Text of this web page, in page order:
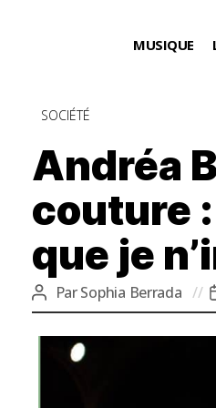
MUSIQUE
Catégories
SOCIÉTÉ
Andréa
couture
que je
Auteur
de
l’article
ParSophia Berrada